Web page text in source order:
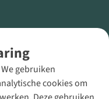
gebruiken
cookies om